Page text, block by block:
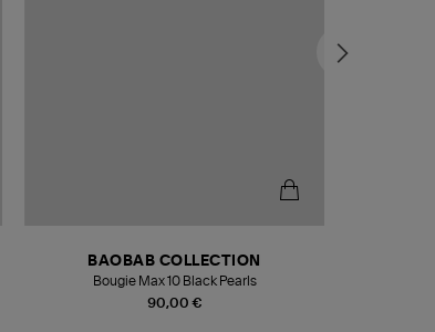
90,00 €
BAOBAB COLLECTION
Bougie Max 10 Black Pearls